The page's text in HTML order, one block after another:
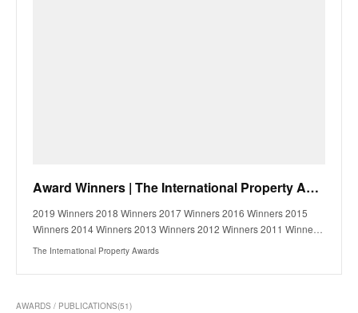
Award Winners | The International Property Awards
2019 Winners 2018 Winners 2017 Winners 2016 Winners 2015
Winners 2014 Winners 2013 Winners 2012 Winners 2011 Winne…
The International Property Awards
AWARDS / PUBLICATIONS(51)